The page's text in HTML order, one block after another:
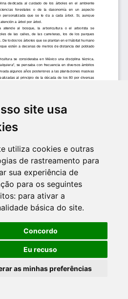
site usa
utiliza cookies e outras
de rastreamento para
sua experiência de
para os seguintes
para ativar a
básica do site.
Concordo
Eu recuso
as minhas preferências